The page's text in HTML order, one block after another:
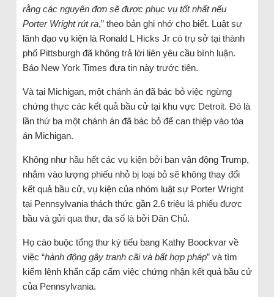
rằng các nguyên đơn sẽ được phục vụ tốt nhất nếu
Porter Wright rút ra,” theo bản ghi nhớ cho biết. Luật sư
lãnh đạo vụ kiện là Ronald L Hicks Jr có trụ sở tại thành
phố Pittsburgh đã không trả lời liên yêu cầu bình luận.
Báo New York Times đưa tin này trước tiên.
Và tại Michigan, một chánh án đã bác bỏ việc ngừng
chứng thực các kết quả bầu cử tại khu vực Detroit. Đó là
lần thứ ba một chánh án đã bác bỏ để can thiệp vào tòa
án Michigan.
Không như hầu hết các vụ kiện bởi ban vận động Trump,
nhắm vào lượng phiếu nhỏ bị loại bỏ sẽ không thay đổi
kết quả bầu cử, vụ kiện của nhóm luật sự Porter Wright
tại Pennsylvania thách thức gần 2.6 triệu lá phiếu được
bầu và gửi qua thư, đa số là bởi Dân Chủ.
Họ cáo buộc tổng thư ký tiểu bang Kathy Boockvar về
việc “hành động gây tranh cãi và bất hợp pháp” và tìm
kiếm lệnh khẩn cấp cấm việc chứng nhận kết quả bầu cử
của Pennsylvania.